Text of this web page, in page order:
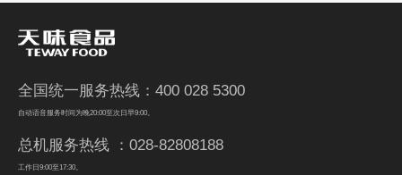
全国统一服务热线：400 028 5300
自动语音服务时间为晚20:00至次日早9:00。
总机服务热线 ：028-82808188
工作日9:00至17:30。